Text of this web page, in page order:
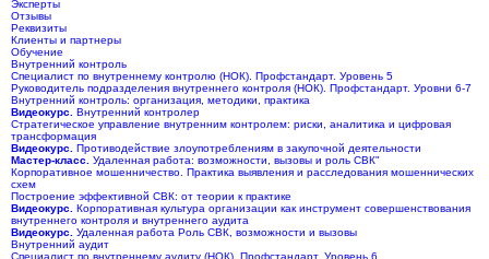
Эксперты
Отзывы
Реквизиты
Клиенты и партнеры
Обучение
Внутренний контроль
Специалист по внутреннему контролю (НОК). Профстандарт. Уровень 5
Руководитель подразделения внутреннего контроля (НОК). Профстандарт. Уровни 6-7
Внутренний контроль: организация, методики, практика
Видеокурс.
Внутренний контролер
Стратегическое управление внутренним контролем: риски, аналитика и цифровая
трансформация
Видеокурс.
Противодействие злоупотреблениям в закупочной деятельности
Мастер-класс.
Удаленная работа: возможности, вызовы и роль СВК"
Корпоративное мошенничество. Практика выявления и расследования мошеннических
схем
Построение эффективной СВК: от теории к практике
Видеокурс.
Корпоративная культура организации как инструмент совершенствования
внутреннего контроля и внутреннего аудита
Видеокурс.
Удаленная работа Роль СВК, возможности и вызовы
Внутренний аудит
Специалист по внутреннему аудиту (НОК). Профстандарт. Уровень 6